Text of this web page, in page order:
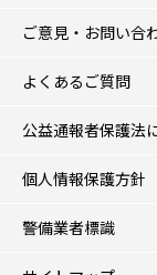
ご意見・お問い合
よくあるご質問
公益通報者保護法
個人情報保護方針
警備業者標識